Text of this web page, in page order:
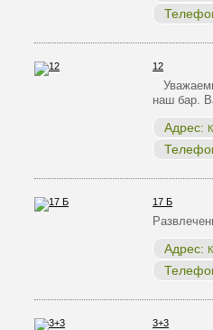
12
наш бар.
Адрес:
17 Б
Адрес:
3+3